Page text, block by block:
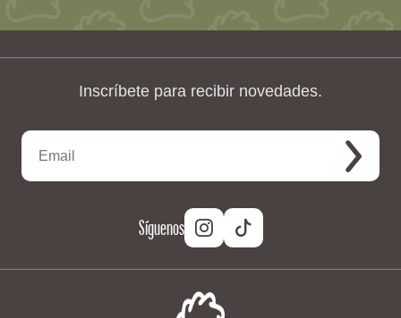
Inscríbete para recibir novedades.
Síguenos